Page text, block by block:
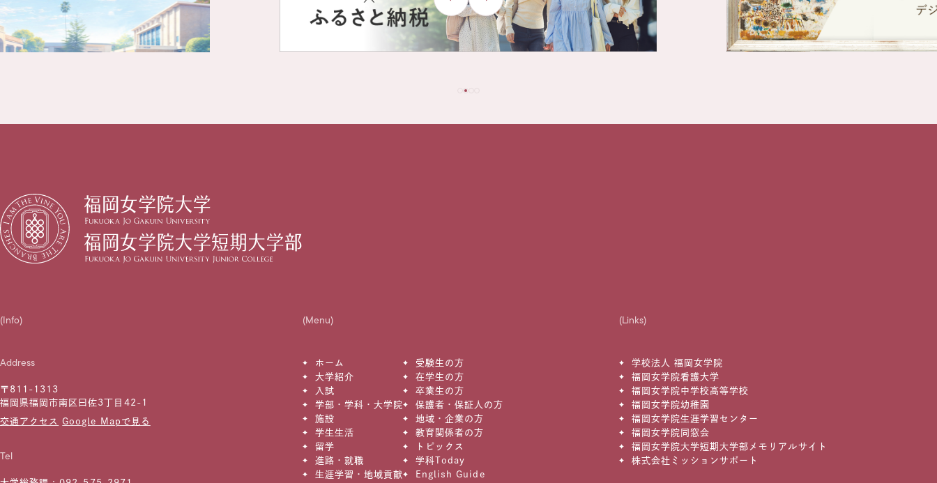
(Info)
Address
〒811-1313
福岡県福岡市南区曰佐3丁目42-1
交通アクセス Google Mapで見る
Tel
(Menu)
ホーム
大学紹介
入試
学部・学科・大学院
施設
学生生活
留学
進路・就職
生涯学習・地域貢献
受験生の方
在学生の方
卒業生の方
保護者・保証人の方
地域・企業の方
教育関係者の方
トピックス
学科Today
English Guide
(Links)
学校法人 福岡女学院
福岡女学院看護大学
福岡女学院中学校高等学校
福岡女学院幼稚園
福岡女学院生涯学習センター
福岡女学院同窓会
福岡女学院大学短期大学部メモリアルサイト
株式会社ミッションサポート